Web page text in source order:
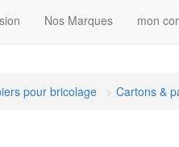
Nos Marques mon
pour bricolage Cartons &